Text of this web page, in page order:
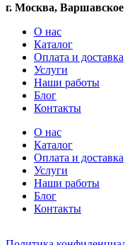
г. Москва,
О нас
Каталог
Оплата и доставка
Услуги
Наши работы
Блог
Контакты
О нас
Каталог
Оплата и доставка
Услуги
Наши работы
Блог
Контакты